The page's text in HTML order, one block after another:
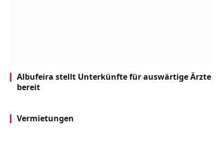
Albufeira stellt Unterkünfte für auswärtige Ärzte
bereit
Vermietungen